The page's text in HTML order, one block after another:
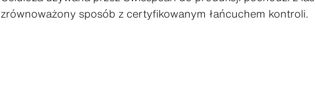
zrównoważony sposób z certyfikowanym łańcuchem kontroli.